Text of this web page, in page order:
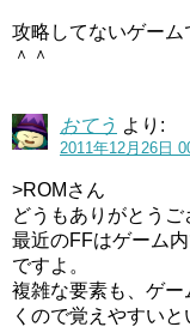
攻略してないゲー
＾＾
おてう より:
2011年12月26日
>ROMさん
どうもありがとう
最近のFFはゲーム
ですよ。
複雑な要素も、ゲ
くので覚えやすいと